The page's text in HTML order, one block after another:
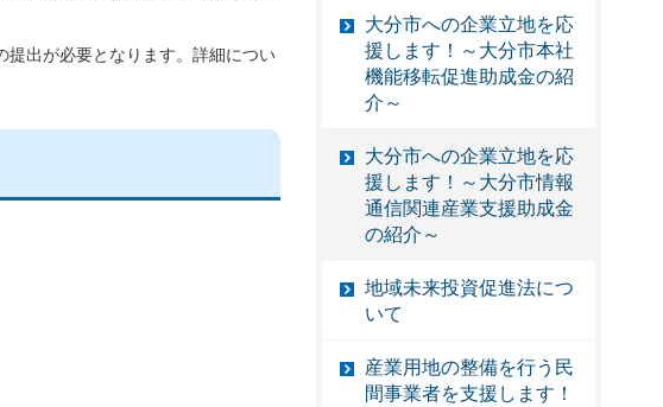
提出が必要となります。詳細につい
大分市への企業立地を応
援します！～大分市本社
機能移転促進助成金の紹
介～
大分市への企業立地を応
援します！～大分市情報
通信関連産業支援助成金
の紹介～
地域未来投資促進法につ
いて
産業用地の整備を行う民
間事業者を支援します！